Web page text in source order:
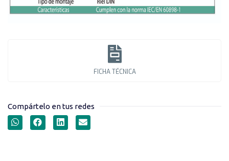
FICHA TÉCNICA
Compártelo en tus redes